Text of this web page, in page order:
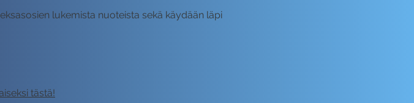
lukemista nuoteista sekä käydään läpi
tästä!